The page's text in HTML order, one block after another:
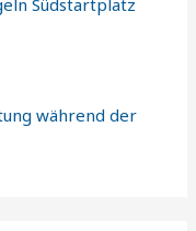
während der